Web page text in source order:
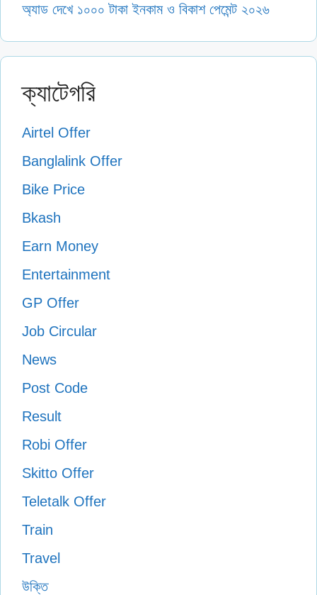
অ্যাড দেখে ১০০০ টাকা ইনকাম ও বিকাশ পেমেন্ট ২০২৬
ক্যাটেগরি
Airtel Offer
Banglalink Offer
Bike Price
Bkash
Earn Money
Entertainment
GP Offer
Job Circular
News
Post Code
Result
Robi Offer
Skitto Offer
Teletalk Offer
Train
Travel
উক্তি